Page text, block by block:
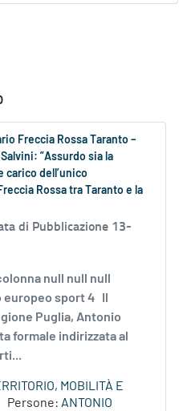
Freccia Rossa Taranto –
”Assurdo sia la
carico dell’unico
Rossa tra Taranto e la
di Pubblicazione 13-
null null null
europeo sport 4 Il
Puglia, Antonio
formale indirizzata al
MOBILITÀ E
Persone: ANTONIO